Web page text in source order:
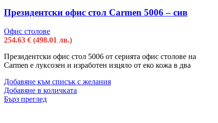
Президентски офис стол Carmen 5006 – сив
Офис столове
254.63 € (498.01 лв.)
Президентски офис стол 5006 от серията офис столове на
Carmen е луксозен и изработен изцяло от еко кожа в два
Добавяне към списък с желания
Добавяне в количката
Бърз преглед